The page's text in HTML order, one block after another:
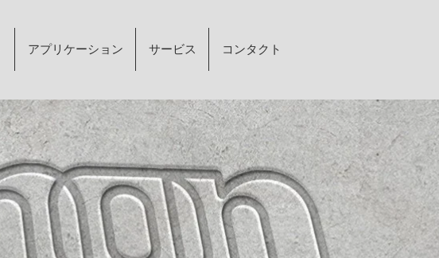
アプリケーション サービス コンタクト